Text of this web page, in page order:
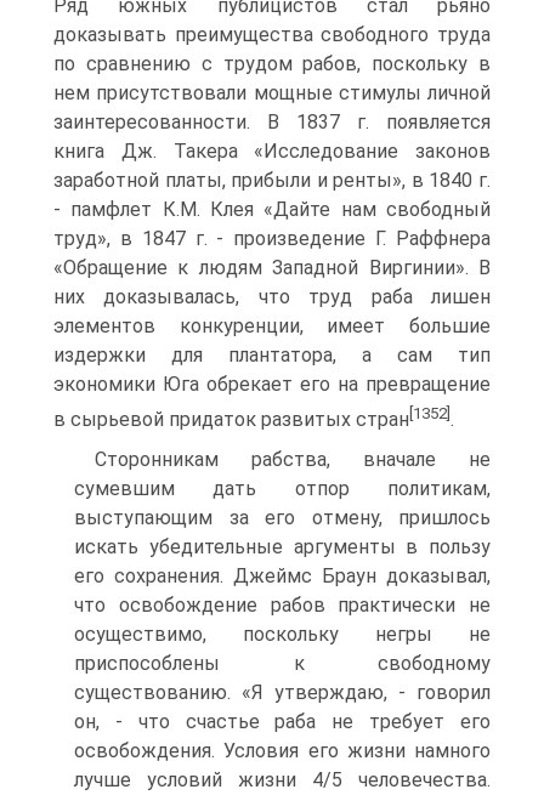
Ряд южных публицистов стал рьяно
доказывать преимущества свободного труда
по сравнению с трудом рабов, поскольку в
нем присутствовали мощные стимулы личной
заинтересованности. В 1837 г. появляется
книга Дж. Такера «Исследование законов
заработной платы, прибыли и ренты», в 1840 г.
- памфлет К.М. Клея «Дайте нам свободный
труд», в 1847 г. - произведение Г. Раффнера
«Обращение к людям Западной Виргинии». В
них доказывалась, что труд раба лишен
элементов конкуренции, имеет большие
издержки для плантатора, а сам тип
экономики Юга обрекает его на превращение
в сырьевой придаток развитых стран [1352].
Сторонникам рабства, вначале не
сумевшим дать отпор политикам,
выступающим за его отмену, пришлось
искать убедительные аргументы в пользу
его сохранения. Джеймс Браун доказывал,
что освобождение рабов практически не
осуществимо, поскольку негры не
приспособлены к свободному
существованию. «Я утверждаю, - говорил
он, - что счастье раба не требует его
освобождения. Условия его жизни намного
лучше условий жизни 4/5 человечества.